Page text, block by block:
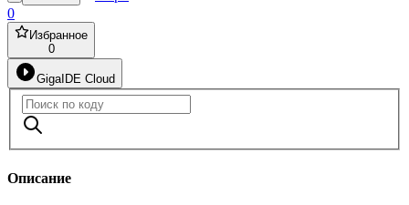
0
Избранное
0
GigaIDE Cloud
Описание